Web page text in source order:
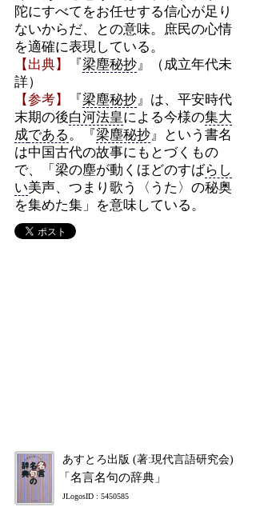
陀にすべてをお任せする信心が足り
ないからだ、との意味。庶民の心情
を適確に表現している。
【出典】
『梁塵秘抄』（成立年代未
詳）
【参考】
『梁塵秘抄』は、平安時代
末期の後白河法皇による今様の集大
成である。『梁塵秘抄』という書名
は中国古代の故事にもとづくもの
で、「梁の塵が動くほどのすばらし
い美声、つまり歌う〈うた〉の秘奥
を集めた集」を意味している。
あすとろ出版 (著:現代言語研究会)
「名言名句の辞典」
JLogosID : 5450585